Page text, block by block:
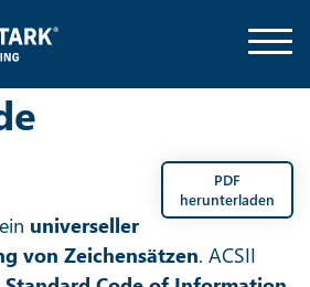
PDF
herunterladen
universeller
von Zeichensätzen. ACSII